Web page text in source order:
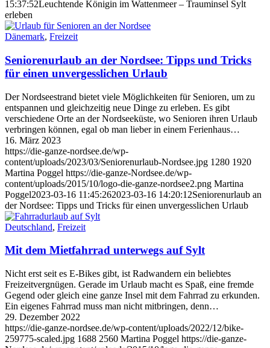
15:37:52Leuchtende Königin im Wattenmeer – Trauminsel Sylt
erleben
Dänemark, Freizeit
Seniorenurlaub an der Nordsee: Tipps und Tricks
für einen unvergesslichen Urlaub
Der Nordseestrand bietet viele Möglichkeiten für Senioren, um zu
entspannen und gleichzeitig neue Dinge zu erleben. Es gibt
verschiedene Orte an der Nordseeküste, wo Senioren ihren Urlaub
verbringen können, egal ob man lieber in einem Ferienhaus…
16. März 2023
https://die-ganze-nordsee.de/wp-
content/uploads/2023/03/Seniorenurlaub-Nordsee.jpg 1280 1920
Martina Poggel https://die-ganze-Nordsee.de/wp-
content/uploads/2015/10/logo-die-ganze-nordsee2.png Martina
Poggel2023-03-16 11:45:262023-03-16 14:20:12Seniorenurlaub an
der Nordsee: Tipps und Tricks für einen unvergesslichen Urlaub
Deutschland, Freizeit
Mit dem Mietfahrrad unterwegs auf Sylt
Nicht erst seit es E-Bikes gibt, ist Radwandern ein beliebtes
Freizeitvergnügen. Gerade im Urlaub macht es Spaß, eine fremde
Gegend oder gleich eine ganze Insel mit dem Fahrrad zu erkunden.
Ein eigenes Fahrrad muss man nicht mitbringen, denn…
29. Dezember 2022
https://die-ganze-nordsee.de/wp-content/uploads/2022/12/bike-
259775-scaled.jpg 1688 2560 Martina Poggel https://die-ganze-